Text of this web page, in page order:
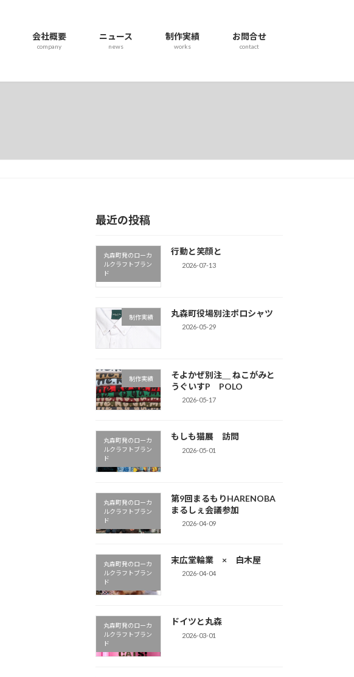
会社概要
company
ニュース
news
制作実績
works
お問合せ
contact
最近の投稿
丸森町発のローカ
ルクラフトブラン
ド
行動と笑顔と
2026-07-13
制作実績 丸森町役場別注ポロシャツ
2026-05-29
制作実績
そよかぜ別注＿ ねこがみと
うぐいすP POLO
2026-05-17
丸森町発のローカ
ルクラフトブラン
ド
もしも猫展 訪問
2026-05-01
丸森町発のローカ
ルクラフトブラン
ド
第9回まるもりHARENOBA
まるしぇ会議参加
2026-04-09
丸森町発のローカ
ルクラフトブラン
ド
末広堂輪業 × 白木屋
2026-04-04
丸森町発のローカ
ルクラフトブラン
ド
ドイツと丸森
2026-03-01